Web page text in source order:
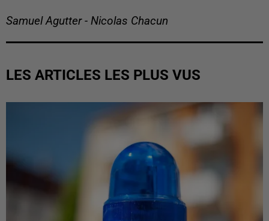
Samuel Agutter - Nicolas Chacun
LES ARTICLES LES PLUS VUS